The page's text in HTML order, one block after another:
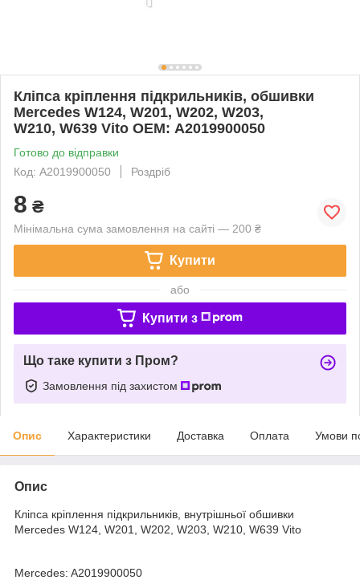
Кліпса кріплення підкрильників, обшивки
Mercedes W124, W201, W202, W203,
W210, W639 Vito ОЕМ: A2019900050
Готово до відправки
Код: A2019900050
Роздріб
8 ₴
Мінімальна сума замовлення на сайті — 200 ₴
Купити
або
Купити з
Що таке купити з Пром?
Замовлення під захистом
Опис Характеристики Доставка Оплата Умови
Опис
Кліпса кріплення підкрильників, внутрішньої обшивки
Mercedes W124, W201, W202, W203, W210, W639 Vito
Mercedes: A2019900050